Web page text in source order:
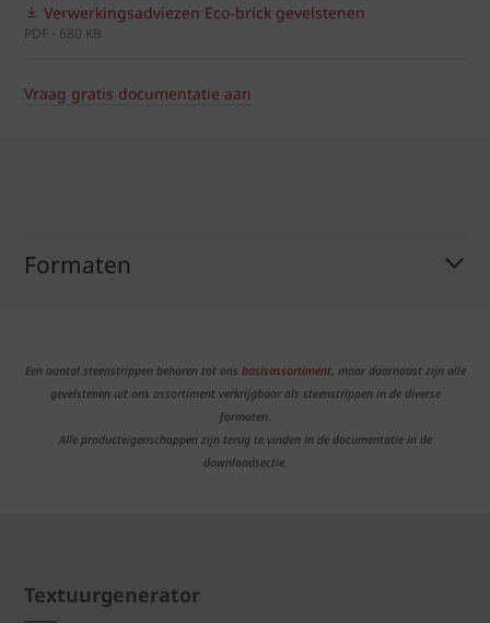
Verwerkingsadviezen Eco-brick gevelstenen
PDF - 680 KB
Vraag gratis documentatie aan
Formaten
Een aantal steenstrippen behoren tot ons basisassortiment, maar daarnaast zijn alle
gevelstenen uit ons assortiment verkrijgbaar als steenstrippen in de diverse
formaten.
Alle producteigenschappen zijn terug te vinden in de documentatie in de
downloadsectie.
Textuurgenerator